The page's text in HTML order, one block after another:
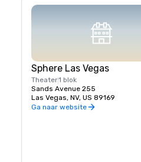
Sphere Las Vegas
Theater1 blok
Sands Avenue 255
Las Vegas, NV, US 89169
Ga naar website